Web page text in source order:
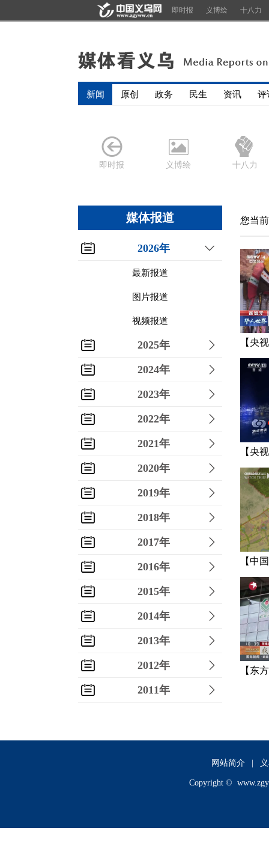
即时报 义博绘 十八力
新闻 原创 政务 民生 资讯 评
即时报 义博绘 十八力
媒体报道
2026年
最新报道
图片报道
视频报道
2025年
2024年
2023年
2022年
2021年
2020年
2019年
2018年
2017年
2016年
2015年
2014年
2013年
2012年
2011年
2009年
您当
【央
小商
【央
革 迎
【中
时刻
【东
网站简介
Copyright ©